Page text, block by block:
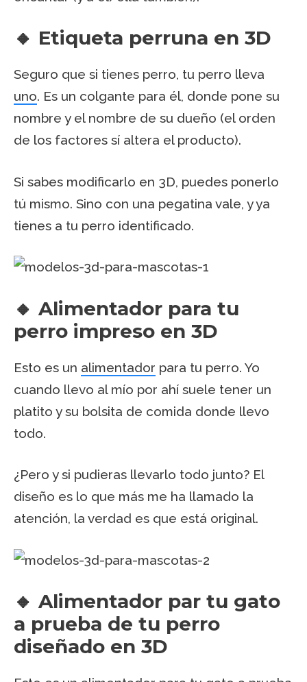
🔸 Etiqueta perruna en 3D
Seguro que si tienes perro, tu perro lleva
uno. Es un colgante para él, donde pone su
nombre y el nombre de su dueño (el orden
de los factores sí altera el producto).
Si sabes modificarlo en 3D, puedes ponerlo
tú mismo. Sino con una pegatina vale, y ya
tienes a tu perro identificado.
🔸 Alimentador para tu
perro impreso en 3D
Esto es un alimentador para tu perro. Yo
cuando llevo al mío por ahí suele tener un
platito y su bolsita de comida donde llevo
todo.
¿Pero y si pudieras llevarlo todo junto? El
diseño es lo que más me ha llamado la
atención, la verdad es que está original.
🔸 Alimentador par tu gato
a prueba de tu perro
diseñado en 3D